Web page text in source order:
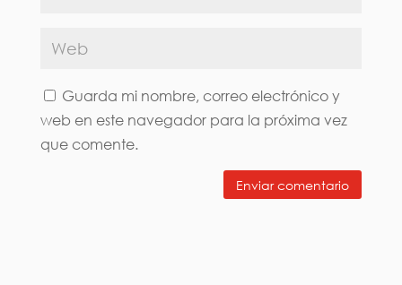
Guarda mi nombre, correo electrónico y
web en este navegador para la próxima vez
que comente.
Enviar comentario